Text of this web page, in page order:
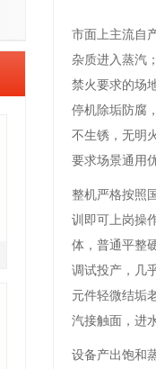
市面上主流自
杂质进入蒸汽
禁火要求的场
停机除垢防腐
不生锈，无明
要求场景通用
整机严格按照
训即可上岗操
体，普通平整
调试投产，几
元件轻微结垢
汽接触面，进
设备产出饱和